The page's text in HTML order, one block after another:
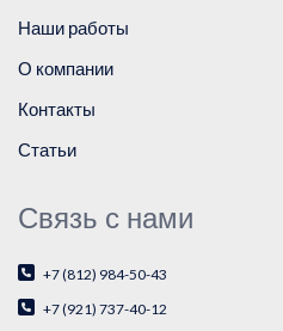
Наши работы
О компании
Контакты
Статьи
Связь с нами
+7 (812) 984-50-43
+7 (921) 737-40-12